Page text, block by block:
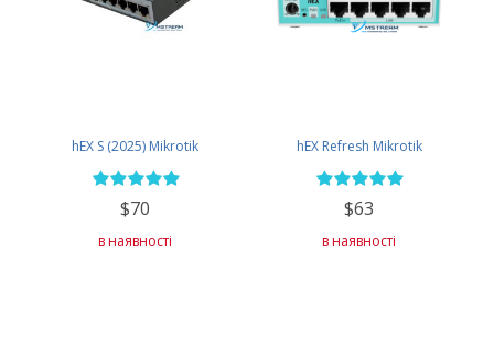
hEX S (2025) Mikrotik
$70
в наявності
hEX Refresh Mikrotik
$63
в наявності